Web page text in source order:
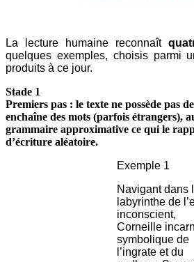
La lecture humaine reconnaît
quelques exemples, choisis parmi
produits à ce jour.
Stade 1
Premiers pas : le texte ne possède pas
enchaîne des mots (parfois étrangers),
grammaire approximative ce qui le
d’écriture aléatoire.
Exemple 1
Navigant dans
labyrinthe de
inconscient,
Corneille
symbolique de
l’ingrate et du